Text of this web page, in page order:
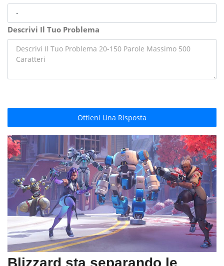
Descrivi Il Tuo Problema
Ottieni Una Risposta
Blizzard sta separando le